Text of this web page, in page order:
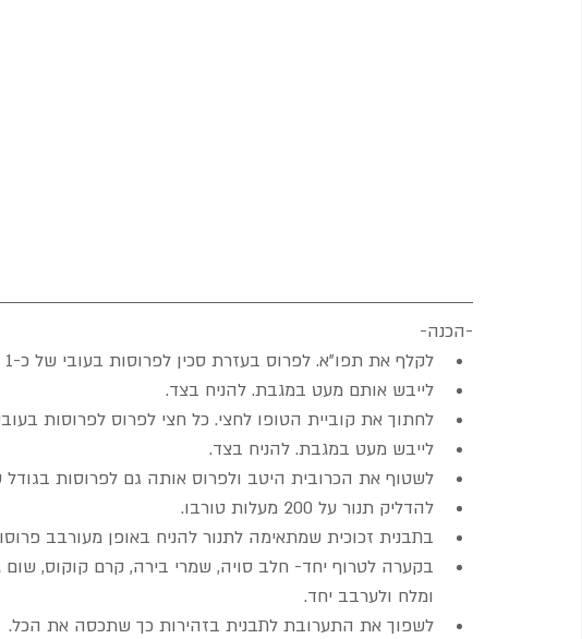
-הכנה-
לקלף את תפו"א. לפרוס בעזרת סכין לפרוסות בעובי של כ-1 ס"מ.
לייבש אותם מעט במגבת. להניח בצד.
לחתוך את קוביית הטופו לחצי. כל חצי לפרוס לפרוסות בעובי של
לייבש מעט במגבת. להניח בצד.
לשטוף את הכרובית היטב ולפרוס אותה גם לפרוסות בגודל
להדליק תנור על 200 מעלות טורבו.
בתבנית זכוכית שמתאימה לתנור להניח באופן מעורבב
בקערה לטרוף יחד- חלב סויה, שמרי בירה, קרם קוקוס, שום
ומלח ולערבב יחד.
לשפוך את התערובת לתבנית בזהירות כך שתכסה את הכל.